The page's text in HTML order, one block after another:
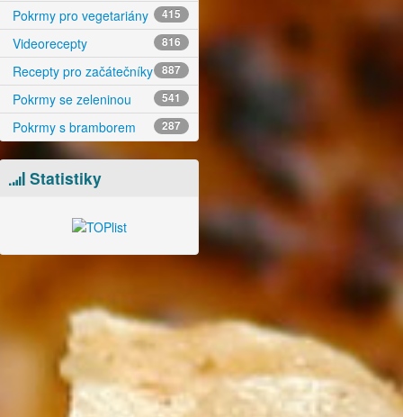
Pokrmy pro vegetariány 415
Videorecepty 816
Recepty pro začátečníky 887
Pokrmy se zeleninou 541
Pokrmy s bramborem 287
Statistiky